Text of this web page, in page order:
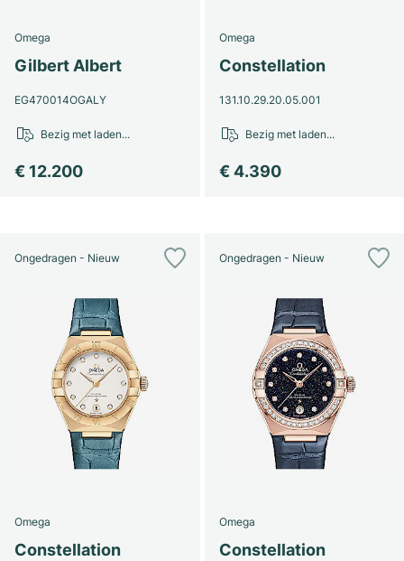
Omega
Gilbert Albert
EG470014OGALY
€ 12.200
Bezig met laden...
Omega
Constellation
131.10.29.20.05.001
€ 4.390
Bezig met laden...
Ongedragen - Nieuw
Omega
Constellation
Ongedragen - Nieuw
Omega
Constellation